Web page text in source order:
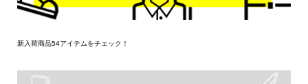
新入荷商品54アイテムをチェック！